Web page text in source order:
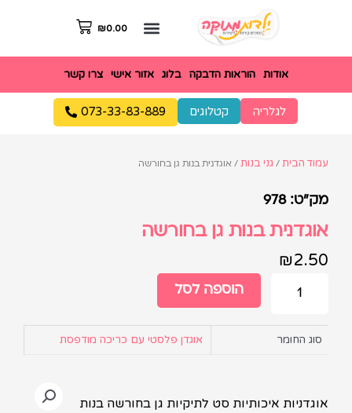
₪0.00
אודות הוראות הדבקה בלוג אזור אישי צרו קשר
לגלריה קטלוגים 073-33-83-889
עמוד הבית / גני בנות / אוגדנית בנות גן בחורשה
מק"ט: 978
אוגדנית בנות גן בחורשה
₪2.50
הוספה לסל
סוג החומר אוגדן פלסטי עם כריכה מודפסת
אוגדניות איכותיות סט לתיקיות גן בחורשה בנות